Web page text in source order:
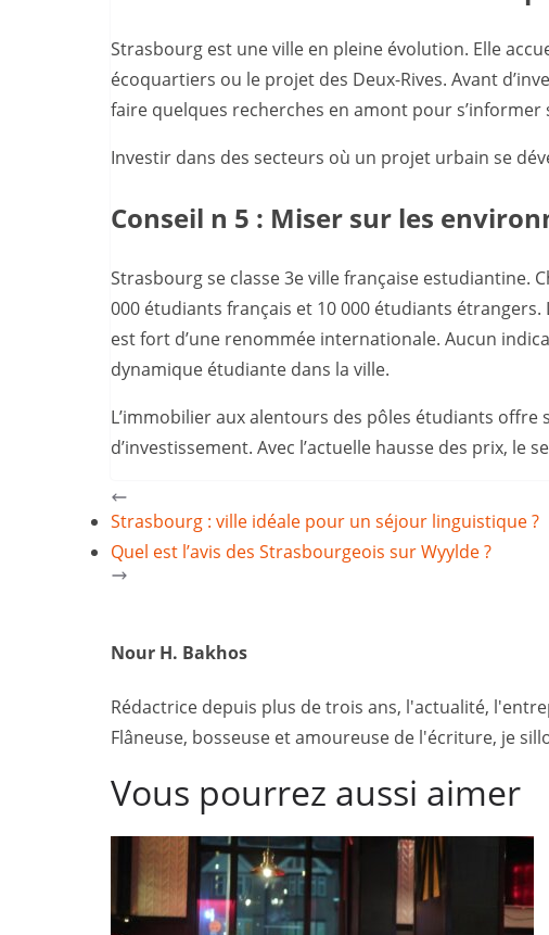
Strasbourg est une ville en pleine évolution. Elle
écoquartiers ou le projet des Deux-Rives. Avant
faire quelques recherches en amont pour s’informer
Investir dans des secteurs où un projet urbain se
Conseil n 5 : Miser sur les
Strasbourg se classe 3e ville française estudiantine.
000 étudiants français et 10 000 étudiants
est fort d’une renommée internationale. Aucun
dynamique étudiante dans la ville.
L’immobilier aux alentours des pôles étudiants
d’investissement. Avec l’actuelle hausse des prix, le
Strasbourg : ville idéale pour un séjour linguistique ?
Quel est l’avis des Strasbourgeois sur Wyylde ?
Nour H. Bakhos
Rédactrice depuis plus de trois ans, l'actualité,
Flâneuse, bosseuse et amoureuse de l'écriture, je
Vous pourrez aussi aimer